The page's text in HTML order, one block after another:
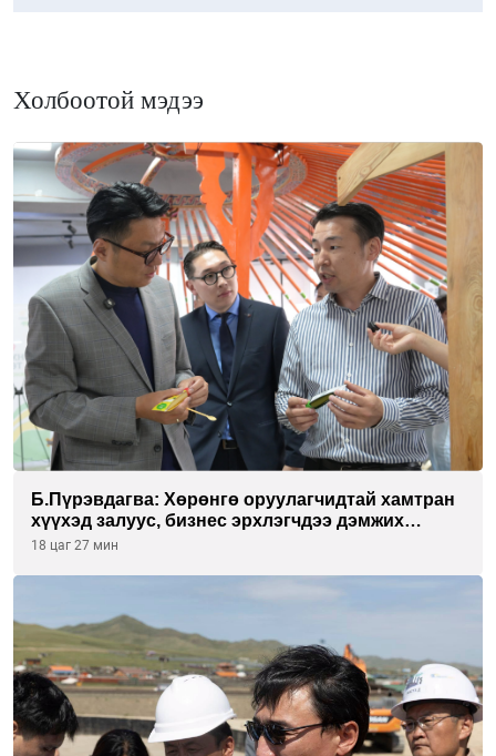
Холбоотой мэдээ
Б.Пүрэвдагва: Хөрөнгө оруулагчидтай хамтран
хүүхэд залуус, бизнес эрхлэгчдээ дэмжих
инкубатор төвүүдийг хотын захын
18 цаг 27 мин